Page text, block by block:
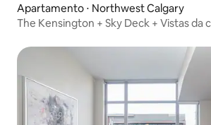
Apartamento ⋅ Northwest Calgary
The Kensington + Sky Deck + Vistas da